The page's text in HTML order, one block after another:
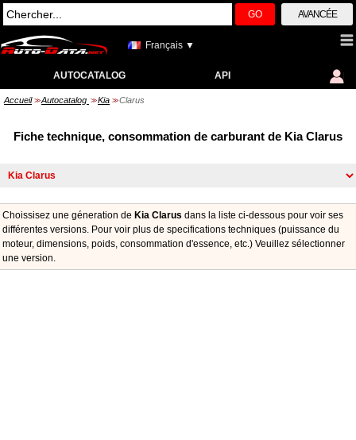
GO AVANCÉE
Français ▼
AUTOCATALOG API
Accueil >> Autocatalog >> Kia >> Clarus
Fiche technique, consommation de carburant de Kia Clarus
Choissisez une géneration de Kia Clarus dans la liste ci-dessous pour voir ses
différentes versions. Pour voir plus de specifications techniques (puissance du
moteur, dimensions, poids, consommation d'essence, etc.) Veuillez sélectionner
une version.